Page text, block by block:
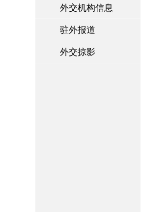
外交机构信息
驻外报道
外交掠影